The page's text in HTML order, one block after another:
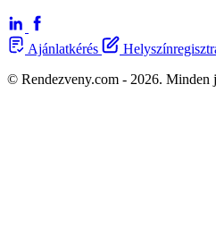
Ajánlatkérés
© Rendezveny.com - 2026. Minden